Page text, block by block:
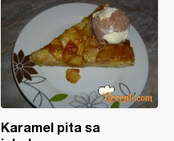
Karamel pita sa